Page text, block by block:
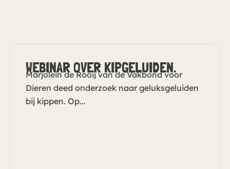
WEBINAR OVER KIPGELUIDEN.
Marjolein de Rooij van de Vakbond voor
Dieren deed onderzoek naar geluksgeluiden
bij kippen. Op...